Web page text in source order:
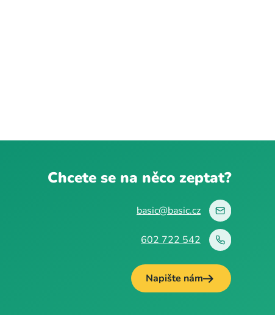
Chcete se na něco zeptat?
basic@basic.cz
602 722 542
Napište nám